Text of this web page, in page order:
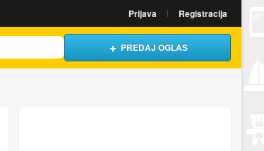
Prijava Registracija
PREDAJ OGLAS